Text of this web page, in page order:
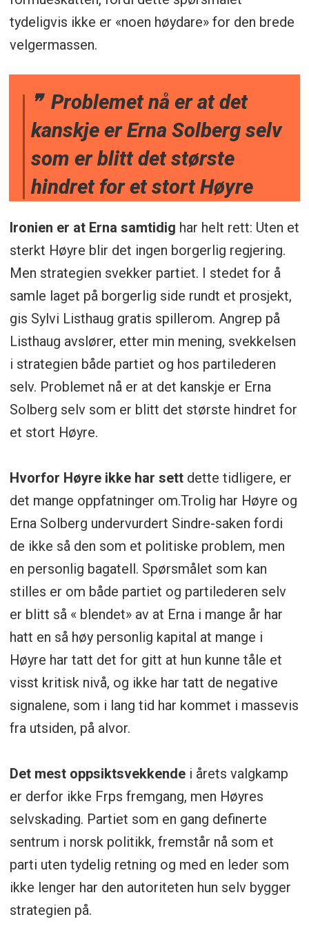
tydeligvis ikke er «noen høydare» for den brede
velgermassen.
Problemet nå er at det
kanskje er Erna Solberg selv
som er blitt det største
hindret for et stort Høyre
Ironien er at Erna samtidig har helt rett: Uten et
sterkt Høyre blir det ingen borgerlig regjering.
Men strategien svekker partiet. I stedet for å
samle laget på borgerlig side rundt et prosjekt,
gis Sylvi Listhaug gratis spillerom. Angrep på
Listhaug avslører, etter min mening, svekkelsen
i strategien både partiet og hos partilederen
selv. Problemet nå er at det kanskje er Erna
Solberg selv som er blitt det største hindret for
et stort Høyre.
Hvorfor Høyre ikke har settdette tidligere, er
det mange oppfatninger om.Trolig har Høyre og
Erna Solberg undervurdert Sindre-saken fordi
de ikke så den som et politiske problem, men
en personlig bagatell. Spørsmålet som kan
stilles er om både partiet og partilederen selv
er blitt så « blendet» av at Erna i mange år har
hatt en så høy personlig kapital at mange i
Høyre har tatt det for gitt at hun kunne tåle et
visst kritisk nivå, og ikke har tatt de negative
signalene, som i lang tid har kommet i massevis
fra utsiden, på alvor.
Det mest oppsiktsvekkendei årets valgkamp
er derfor ikke Frps fremgang, men Høyres
selvskading. Partiet som en gang definerte
sentrum i norsk politikk, fremstår nå som et
parti uten tydelig retning og med en leder som
ikke lenger har den autoriteten hun selv bygger
strategien på.